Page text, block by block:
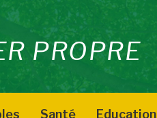
PROPRE
Santé Education